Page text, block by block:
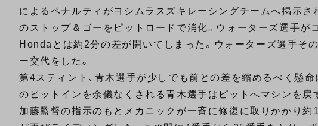
によるペナルティがヨシムラスズキレーシングチームへ掲示
のストップ＆ゴーをピットロードで消化。ウォーターズ選手
Hondaとは約2分の差が開いてしまった。ウォーターズ選手そ
ー交代をした。
第4スティント、青木選手が少しでも前との差を縮めるべく懸
のピットインを余儀なくされる青木選手はピットへマシンを戻
加藤監督の指示のもとメカニックが一斉に修復に取りかかり